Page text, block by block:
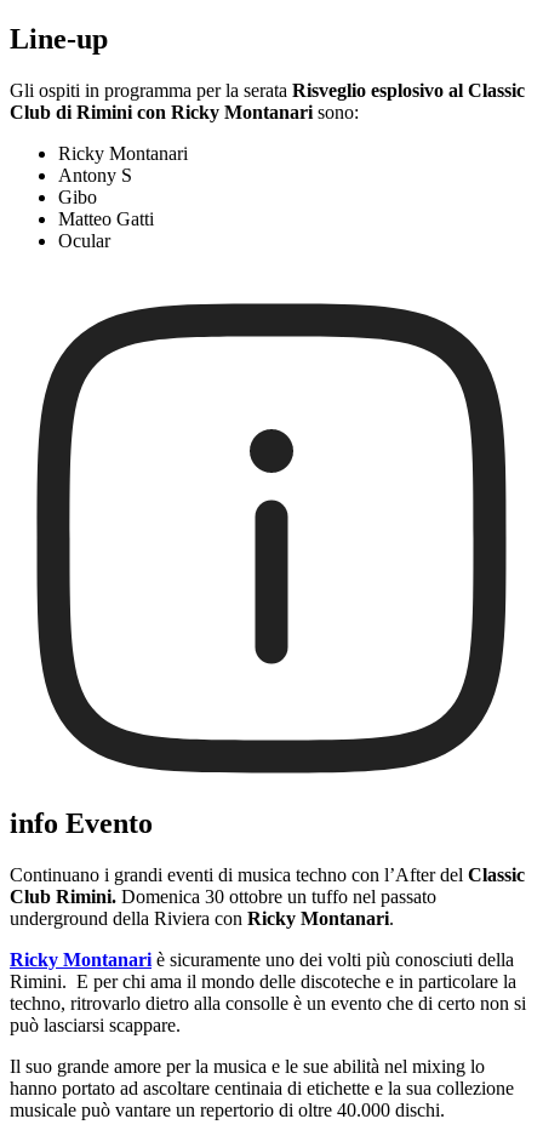
Line-up
Gli ospiti in programma per la serata Risveglio esplosivo al Classic
Club di Rimini con Ricky Montanari sono:
Ricky Montanari
Antony S
Gibo
Matteo Gatti
Ocular
info Evento
Continuano i grandi eventi di musica techno con l’After del Classic
Club Rimini. Domenica 30 ottobre un tuffo nel passato
underground della Riviera con Ricky Montanari.
Ricky Montanari è sicuramente uno dei volti più conosciuti della
Rimini. E per chi ama il mondo delle discoteche e in particolare la
techno, ritrovarlo dietro alla consolle è un evento che di certo non si
può lasciarsi scappare.
Il suo grande amore per la musica e le sue abilità nel mixing lo
hanno portato ad ascoltare centinaia di etichette e la sua collezione
musicale può vantare un repertorio di oltre 40.000 dischi.